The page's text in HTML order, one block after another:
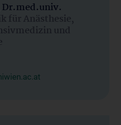
Dr.med.univ.
für Anästhesie,
und